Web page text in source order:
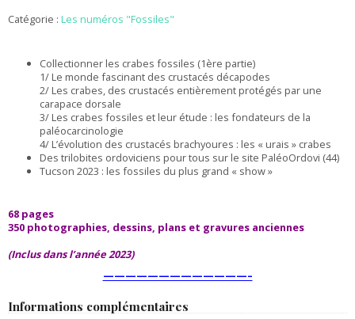
Catégorie : Les numéros "Fossiles"
Collectionner les crabes fossiles (1ère partie)
1/ Le monde fascinant des crustacés décapodes
2/ Les crabes, des crustacés entièrement protégés par une
carapace dorsale
3/ Les crabes fossiles et leur étude : les fondateurs de la
paléocarcinologie
4/ L’évolution des crustacés brachyoures : les « urais » crabes
Des trilobites ordoviciens pour tous sur le site PaléoOrdovi (44)
Tucson 2023 : les fossiles du plus grand « show »
68 pages
350 photographies, dessins, plans et gravures anciennes
(Inclus dans l’année 2023)
—————————————–
Informations complémentaires